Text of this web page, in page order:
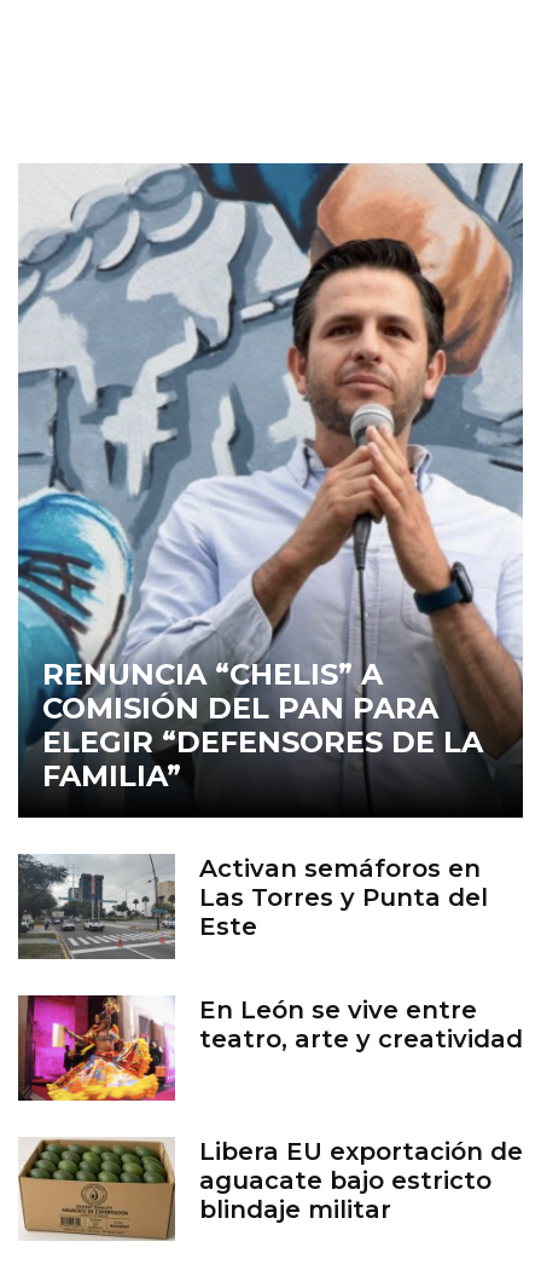
RENUNCIA “CHELIS” A
COMISIÓN DEL PAN PARA
ELEGIR “DEFENSORES DE LA
FAMILIA”
Activan semáforos en
Las Torres y Punta del
Este
En León se vive entre
teatro, arte y creatividad
Libera EU exportación de
aguacate bajo estricto
blindaje militar